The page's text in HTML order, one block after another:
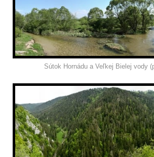
Sútok Hornádu a Veľkej Bielej vody